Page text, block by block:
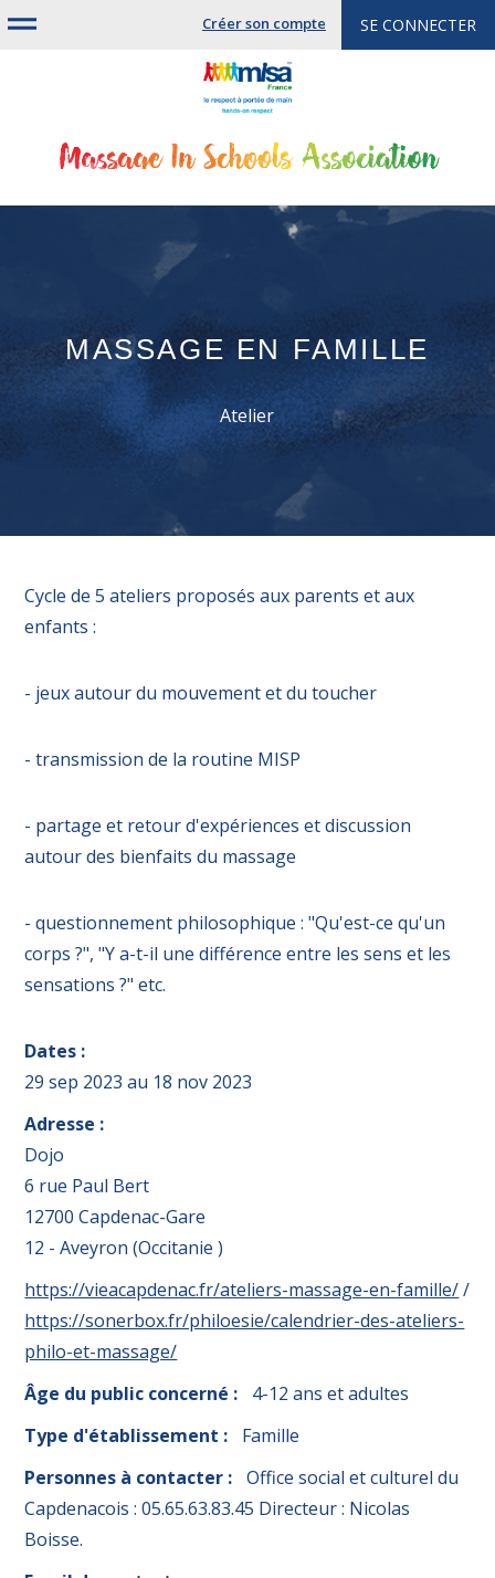
Jump
Créer son compte SE CONNECTER
MASSAGE EN FAMILLE
Atelier
Cycle de 5 ateliers proposés aux parents et aux
enfants :
- jeux autour du mouvement et du toucher
- transmission de la routine MISP
- partage et retour d'expériences et discussion
autour des bienfaits du massage
- questionnement philosophique : "Qu'est-ce qu'un
corps ?", "Y a-t-il une différence entre les sens et les
sensations ?" etc.
Dates :
29 sep 2023 au 18 nov 2023
Adresse :
Dojo
6 rue Paul Bert
12700 Capdenac-Gare
12 - Aveyron (Occitanie )
https://vieacapdenac.fr/ateliers-massage-en-famille/
https://sonerbox.fr/philoesie/calendrier-des-ateliers-
philo-et-massage/
Âge du public concerné :
4-12 ans et adultes
Type d'établissement :
Famille
Personnes à contacter :
Office social et culturel du
Capdenacois : 05.65.63.83.45 Directeur : Nicolas
Boisse.